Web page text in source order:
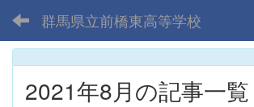
群馬県立前橋東高等学校
2021年8月の記事一覧